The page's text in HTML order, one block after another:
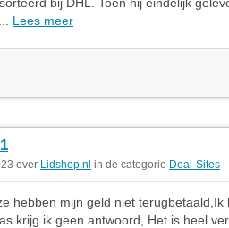
Lees meer
over Lidshop.nl in de categorie Deal-Sites
hebben mijn geld niet terugbetaald,Ik
krijg ik geen antwoord, Het is heel